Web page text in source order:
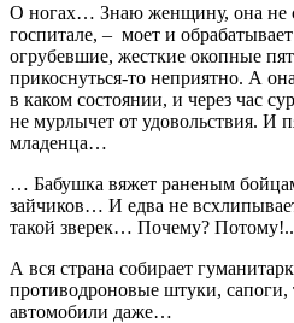
О ногах… Знаю женщину, она не
госпитале, – моет и
огрубевшие, жесткие окопные
прикоснуться-то неприятно. А
в каком состоянии, и через час
не мурлычет от удовольствия. И
младенца…
… Бабушка вяжет раненым
зайчиков… И едва не
такой зверек… Почему? Потому!..
А вся страна собирает
противодроновые штуки, сапоги,
автомобили даже…